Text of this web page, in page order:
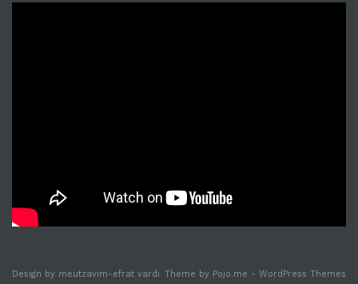
Theme by Pojo.me - WordPress Themes
Design by meutzavim-efrat vardi